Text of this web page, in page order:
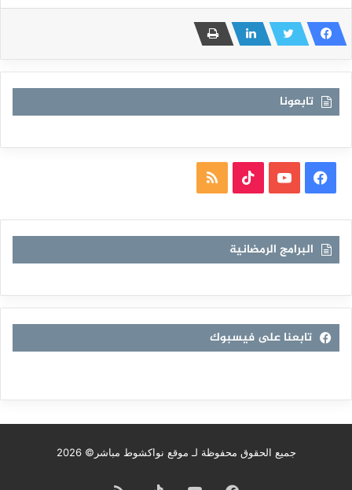
تابعونا
فيسبوكيوتيوب TikTokملخص
RSS
البرامج الرمضانية
تابعنا على فيسبوك
جميع الحقوق محفوظة لـ موقع نواكشوط مباشر© 2026